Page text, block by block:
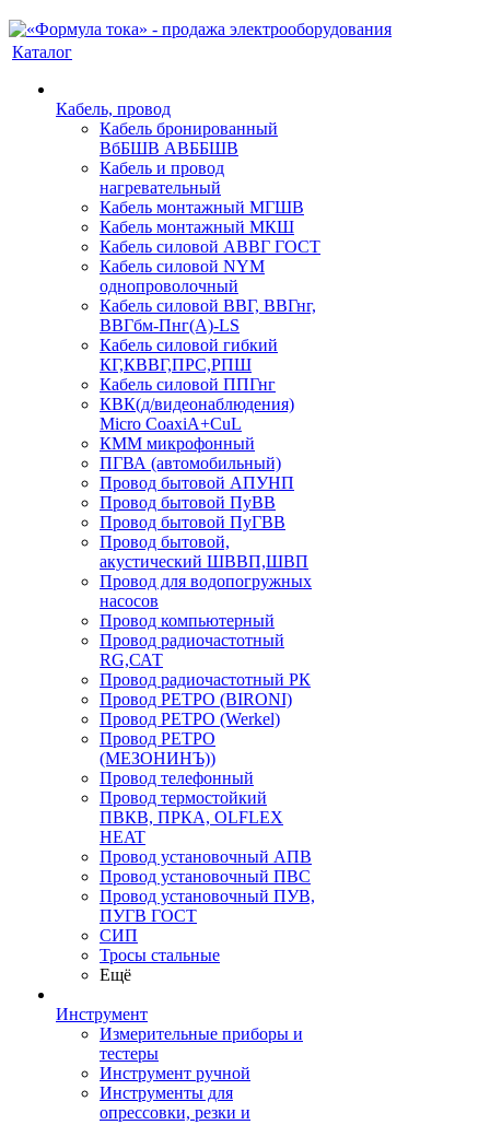
Каталог
Кабель, провод
Кабель бронированный
ВбБШВ АВББШВ
Кабель и провод
нагревательный
Кабель монтажный МГШВ
Кабель монтажный МКШ
Кабель силовой АВВГ ГОСТ
Кабель силовой NYM
однопроволочный
Кабель силовой ВВГ, ВВГнг,
ВВГбм-Пнг(А)-LS
Кабель силовой гибкий
КГ,КВВГ,ПРС,РПШ
Кабель силовой ППГнг
КВК(д/видеонаблюдения)
Micro CoaxiA+CuL
КММ микрофонный
ПГВА (автомобильный)
Провод бытовой АПУНП
Провод бытовой ПуВВ
Провод бытовой ПуГВВ
Провод бытовой,
акустический ШВВП,ШВП
Провод для водопогружных
насосов
Провод компьютерный
Провод радиочастотный
RG,САТ
Провод радиочастотный РК
Провод РЕТРО (BIRONI)
Провод РЕТРО (Werkel)
Провод РЕТРО
(МЕЗОНИНЪ))
Провод телефонный
Провод термостойкий
ПВКВ, ПРКА, OLFLEX
HEAT
Провод установочный АПВ
Провод установочный ПВС
Провод установочный ПУВ,
ПУГВ ГОСТ
СИП
Тросы стальные
Ещё
Инструмент
Измерительные приборы и
тестеры
Инструмент ручной
Инструменты для
опрессовки, резки и